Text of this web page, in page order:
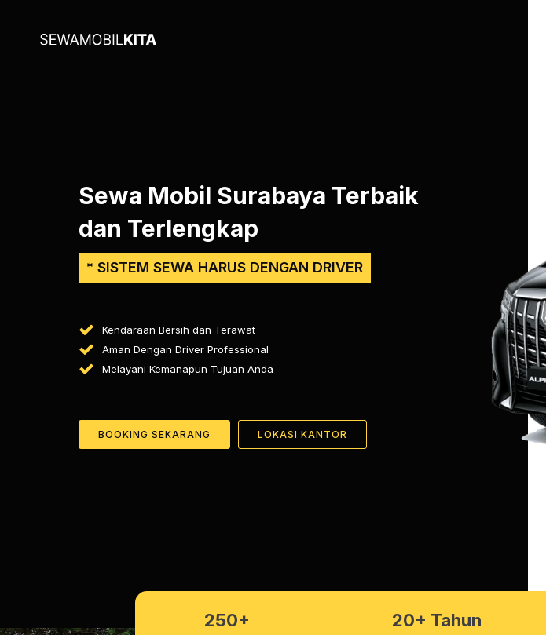
Sewa Mobil Surabaya Terbaik
dan Terlengkap
* SISTEM SEWA HARUS DENGAN DRIVER
Kendaraan Bersih dan Terawat
Aman Dengan Driver Professional
Melayani Kemanapun Tujuan Anda
BOOKING SEKARANG LOKASI KANTOR
250+ 20+ Tahun